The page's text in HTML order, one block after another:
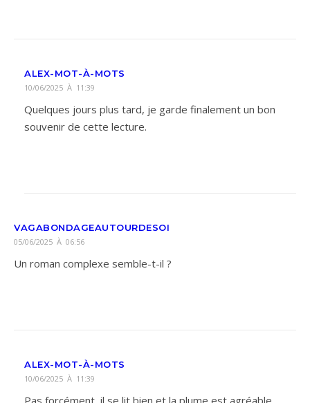
ALEX-MOT-À-MOTS
10/06/2025 À 11:39
Quelques jours plus tard, je garde finalement un bon
souvenir de cette lecture.
VAGABONDAGEAUTOURDESOI
05/06/2025 À 06:56
Un roman complexe semble-t-il ?
ALEX-MOT-À-MOTS
10/06/2025 À 11:39
Pas forcément, il se lit bien et la plume est agréable.